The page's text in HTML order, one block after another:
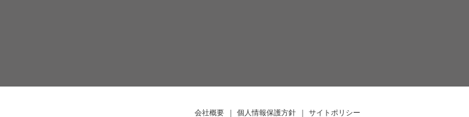
会社概要 ｜ 個人情報保護方針 ｜ サイトポリシー